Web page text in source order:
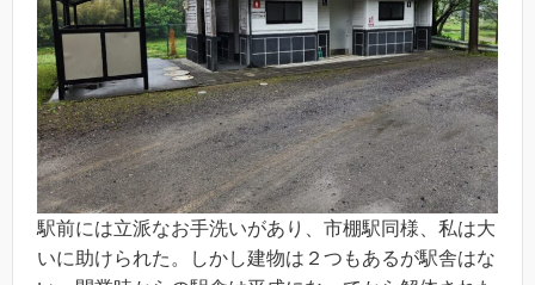
駅前には立派なお手洗いがあり、市棚駅同様、私は大
いに助けられた。しかし建物は２つもあるが駅舎はな